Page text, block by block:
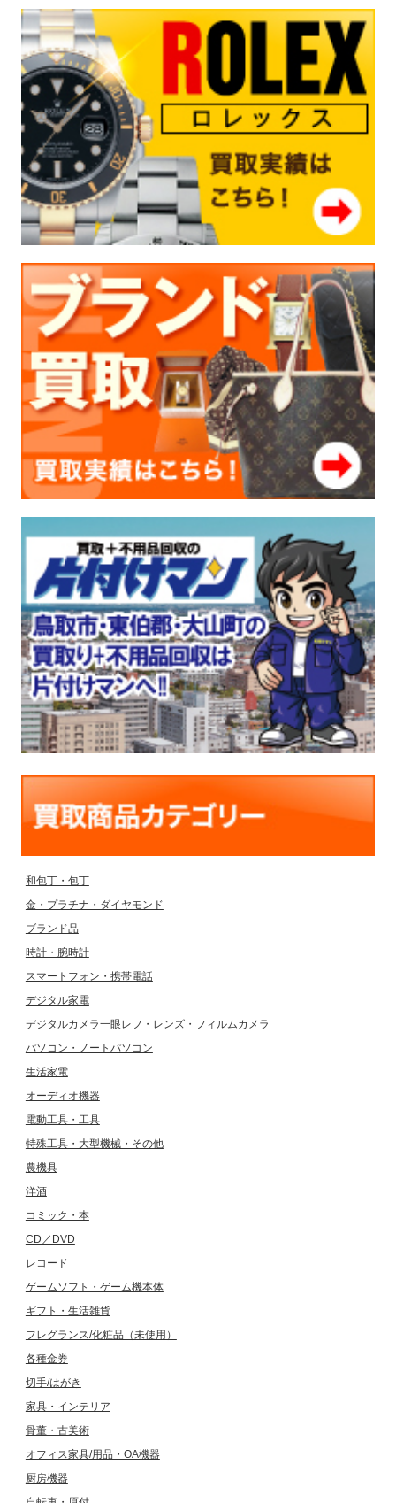
和包丁・包丁
金・プラチナ・ダイヤモンド
ブランド品
時計・腕時計
スマートフォン・携帯電話
デジタル家電
デジタルカメラ一眼レフ・レンズ・フィルムカメラ
パソコン・ノートパソコン
生活家電
オーディオ機器
電動工具・工具
特殊工具・大型機械・その他
農機具
洋酒
コミック・本
CD／DVD
レコード
ゲームソフト・ゲーム機本体
ギフト・生活雑貨
フレグランス/化粧品（未使用）
各種金券
切手/はがき
家具・インテリア
骨董・古美術
オフィス家具/用品・OA機器
厨房機器